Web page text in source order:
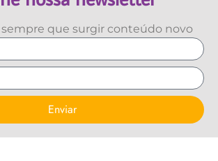
sempre que surgir conteúdo novo
Enviar